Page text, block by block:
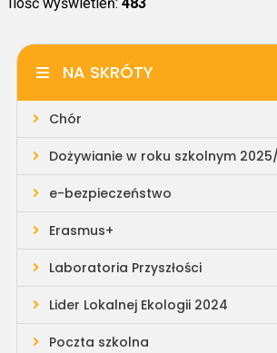
NA SKRÓTY
Chór
Dożywianie w roku szkolnym
e-bezpieczeństwo
Erasmus+
Laboratoria Przyszłości
Lider Lokalnej Ekologii 2024
Poczta szkolna